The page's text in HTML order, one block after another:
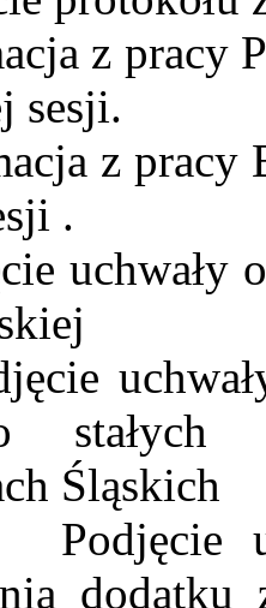
z pracy
sesji.
z pracy
.
uchwały
Śląskich
Podjęcie
dodatku